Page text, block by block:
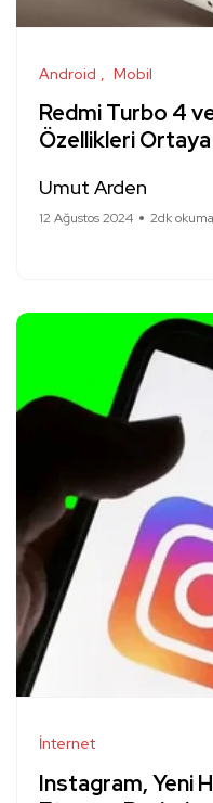
Android Mobil
Redmi Turbo 4
Özellikleri Ortaya
Umut Arden
12 Ağustos 2024 2dk okuma
İnternet
Instagram, Yeni